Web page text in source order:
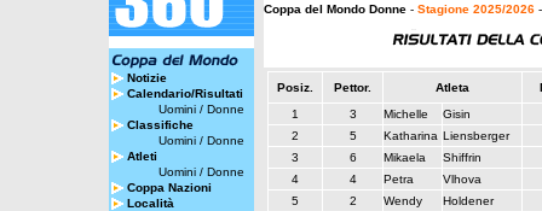
Notizie
Calendario/Risultati
Uomini / Donne
Classifiche
Uomini / Donne
Atleti
Uomini / Donne
Coppa Nazioni
Località
Coppa del Mondo Donne - Stagione 2025/2026
Posiz. Pettor. Atleta
1
3 Michelle
Gisin
2
5 Katharina Liensberger
3
6 Mikaela
Shiffrin
4
4 Petra
Vlhova
5
2 Wendy
Holdener